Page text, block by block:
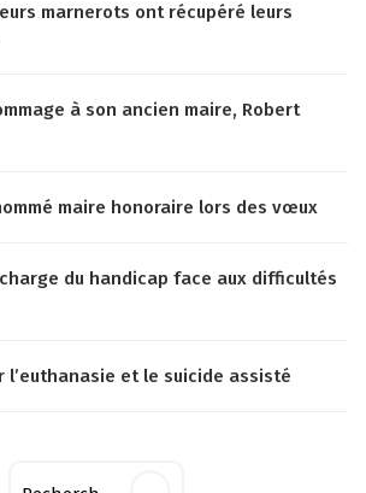
marnerots ont récupéré leurs
à son ancien maire, Robert
maire honoraire lors des vœux
du handicap face aux difficultés
l’euthanasie et le suicide assisté